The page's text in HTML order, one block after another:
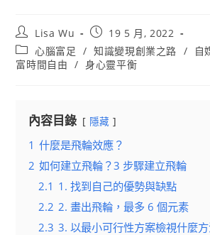
Post
author:
Lisa Wu
Post
published:
19 5 月, 2022
Post
category:
心腦富足 / 知識變現創業之路 / 自
富時間自由 / 身心靈平衡
內容目錄 隱藏
1 什麼是飛輪效應？
2 如何建立飛輪？3 步驟建立飛輪
2.1 1. 找到自己的優勢與缺點
2.2 2. 畫出飛輪，最多 6 個元素
2.3 3. 以最小可行性方案檢視什麼